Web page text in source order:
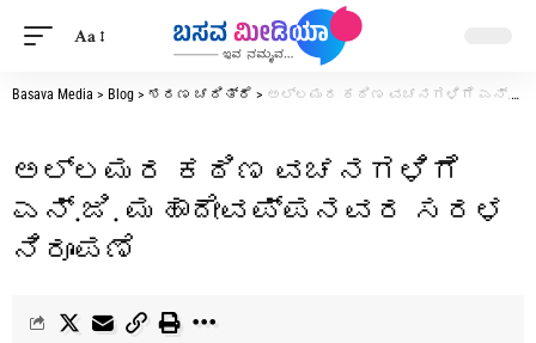
Aa
Basava Media > Blog > ಶರಣ ಚರಿತ್ರೆ > ಅಲ್ಲಮರ ಕಠಿಣ ವಚನಗಳಿಗೆ ಎನ್.ಜಿ. ಮಹಾದೇವಪ್ಪನವರ ಸರಳ ನಿರೂಪಣೆ
ಅಲ್ಲಮರ ಕಠಿಣ ವಚನಗಳಿಗೆ
ಎನ್.ಜಿ. ಮಹಾದೇವಪ್ಪನವರ ಸರಳ
ನಿರೂಪಣೆ